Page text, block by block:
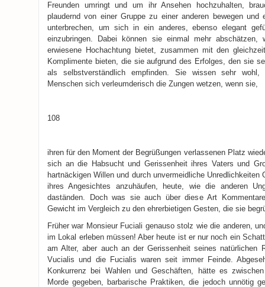
Freunden umringt und um ihr Ansehen hochzuhalten,
plaudernd von einer Gruppe zu einer anderen bewegen und
unterbrechen, um sich in ein anderes, ebenso elegant
einzubringen. Dabei können sie einmal mehr abschätzen,
erwiesene Hochachtung bietet, zusammen mit den
Komplimente bieten, die sie aufgrund des Erfolges, den sie
als selbstverständlich empfinden. Sie wissen sehr
Menschen sich verleumderisch die Zungen wetzen, wenn sie,
108
ihren für den Moment der Begrüßungen verlassenen Platz
sich an die Habsucht und Gerissenheit ihres Vaters und
hartnäckigen Willen und durch unvermeidliche Unredlichkeiten
ihres Angesichtes anzuhäufen, heute, wie die anderen
daständen. Doch was sie auch über diese Art
Gewicht im Vergleich zu den ehrerbietigen Gesten, die sie
Früher war Monsieur Fuciali genauso stolz wie die anderen,
im Lokal erleben müssen! Aber heute ist er nur noch ein
am Alter, aber auch an der Gerissenheit seines natürlichen
Vucialis und die Fucialis waren seit immer Feinde.
Konkurrenz bei Wahlen und Geschäften, hätte es
Morde gegeben, barbarische Praktiken, die jedoch unnötig